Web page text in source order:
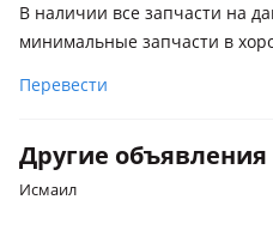
Toyota Land Cruiser Prado
2002 - 2009 J120, 2009 - 2013
рестайлинг
2002 - 2007 2 поколение
поколение (UZJ100)
В наличии все запчасти на
минимальные запчасти в
Перевести
Другие
Исмаил